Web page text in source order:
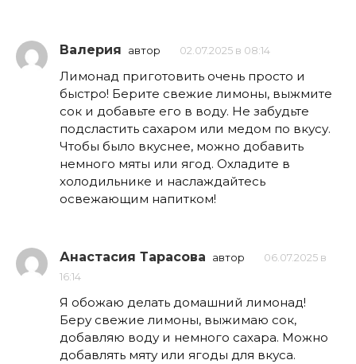
Валерия автор 02.07.2025 в 08:14
Лимонад приготовить очень просто и
быстро! Берите свежие лимоны, выжмите
сок и добавьте его в воду. Не забудьте
подсластить сахаром или медом по вкусу.
Чтобы было вкуснее, можно добавить
немного мяты или ягод. Охладите в
холодильнике и наслаждайтесь
освежающим напитком!
Анастасия Тарасова автор
06.07.2025 в
16:14
Я обожаю делать домашний лимонад!
Беру свежие лимоны, выжимаю сок,
добавляю воду и немного сахара. Можно
добавлять мяту или ягоды для вкуса.